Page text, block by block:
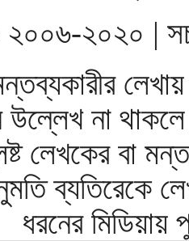
২০০৬-২০২০ |
উল্লেখ না
লেখকের বা
ব্যতিরেকে
ধরনের মিডিয়ায়